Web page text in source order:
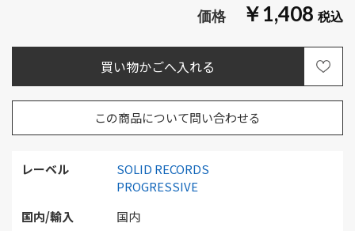
￥1,408
レーベル
SOLID RECORDS
PROGRESSIVE
国内/輸入
国内
この商品について問い合わせる